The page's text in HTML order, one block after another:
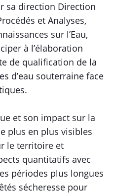
sa direction Direction
et Analyses,
sur l’Eau,
à l’élaboration
de qualification de la
d’eau souterraine face
et son impact sur la
plus en plus visibles
le territoire et
quantitatifs avec
périodes plus longues
sécheresse pour